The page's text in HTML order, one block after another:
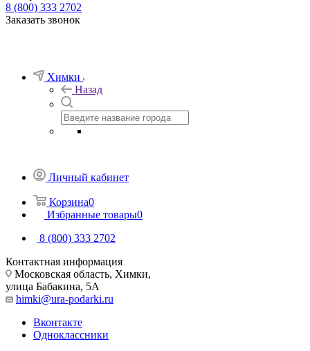
8 (800) 333 2702
Заказать звонок
Химки
Назад
Личный кабинет
Корзина0
Избранные товары0
8 (800) 333 2702
Контактная информация
Московская область, Химки,
улица Бабакина, 5А
himki@ura-podarki.ru
Вконтакте
Одноклассники